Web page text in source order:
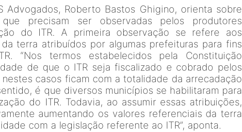
Advogados, Roberto Bastos Ghigino, orienta sobre
que precisam ser observadas pelos produtores
do ITR. A primeira observação se refere aos
terra atribuídos por algumas prefeituras para fins
“Nos termos estabelecidos pela Constituição
de que o ITR seja fiscalizado e cobrado pelos
casos ficam com a totalidade da arrecadação
é que diversos municípios se habilitaram para
do ITR. Todavia, ao assumir essas atribuições,
aumentando os valores referenciais da terra
com a legislação referente ao ITR”, aponta.